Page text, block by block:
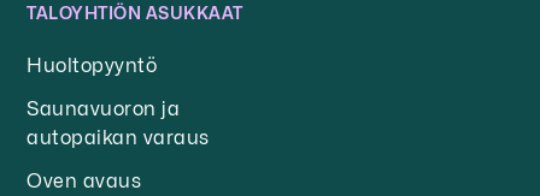
TALOYHTIÖN ASUKKAAT
Huoltopyyntö
Saunavuoron ja
autopaikan varaus
Oven avaus